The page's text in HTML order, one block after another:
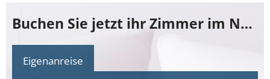
Buchen Sie jetzt ihr Zimmer im Novotel Paris Centre Gare Montparnasse
Eigenanreise